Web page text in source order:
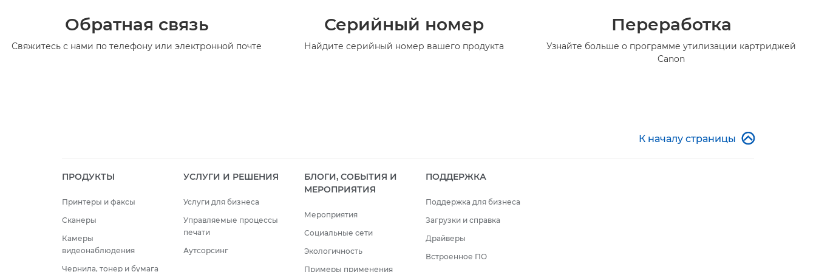
Обратная связь
Свяжитесь с нами по телефону или электронной почте
Серийный номер
Найдите серийный номер вашего продукта
Переработка
Узнайте больше о программе утилизации картриджей
Canon
К началу страницы 
ПРОДУКТЫ
Принтеры и факсы
Сканеры
Камеры
видеонаблюдения
Чернила, тонер и бумага
УСЛУГИ И РЕШЕНИЯ
Услуги для бизнеса
Управляемые процессы
печати
Аутсорсинг
БЛОГИ, СОБЫТИЯ И
МЕРОПРИЯТИЯ
Мероприятия
Социальные сети
Экологичность
Примеры применения
ПОДДЕРЖКА
Поддержка для бизнеса
Загрузки и справка
Драйверы
Встроенное ПО